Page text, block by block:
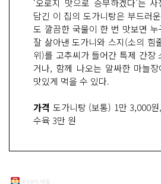
‘오로지 맛으로 승부하겠다’는
담긴 이 집의 도가니탕은 부드러
도 깔끔한 국물이 한 번 맛보면
잘 삶아낸 도가니와 스지(소의 힘
위)를 고추씨가 들어간 특제 간장
거나, 함께 나오는 알싸한 마늘
맛있게 먹을 수 있다.
가격 도가니탕 (보통) 1만 3,000
수육 3만 원